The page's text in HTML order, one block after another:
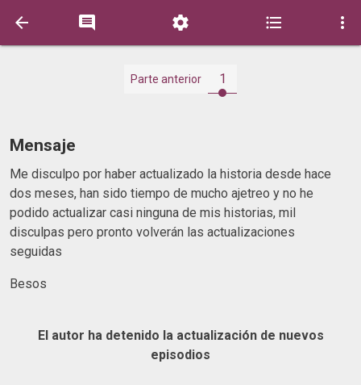
    
Parte anterior 1
Mensaje
Me disculpo por haber actualizado la historia desde hace
dos meses, han sido tiempo de mucho ajetreo y no he
podido actualizar casi ninguna de mis historias, mil
disculpas pero pronto volverán las actualizaciones
seguidas
Besos
El autor ha detenido la actualización de nuevos
episodios